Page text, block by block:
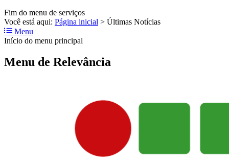
Fim do menu de serviços
Você está aqui: Página inicial > Últimas Notícias
Menu
Início do menu principal
Menu de Relevância